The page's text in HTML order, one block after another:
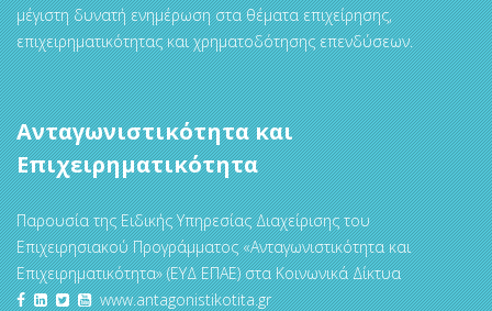
μέγιστη δυνατή ενημέρωση στα θέματα επιχείρησης,
επιχειρηματικότητας και χρηματοδότησης επενδύσεων.
Ανταγωνιστικότητα και
Επιχειρηματικότητα
Παρουσία της Ειδικής Υπηρεσίας Διαχείρισης του
Επιχειρησιακού Προγράμματος «Ανταγωνιστικότητα και
Επιχειρηματικότητα» (ΕΥΔ ΕΠΑΕ) στα Κοινωνικά Δίκτυα
www.antagonistikotita.gr